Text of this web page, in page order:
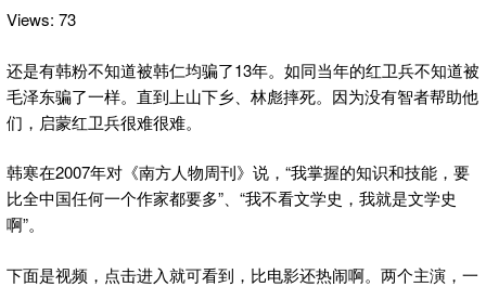
Views: 73
还是有韩粉不知道被韩仁均骗了13年。如同当年的红卫兵不知道被
毛泽东骗了一样。直到上山下乡、林彪摔死。因为没有智者帮助他
们，启蒙红卫兵很难很难。
韩寒在2007年对《南方人物周刊》说，“我掌握的知识和技能，要
比全中国任何一个作家都要多”、“我不看文学史，我就是文学史
啊”。
下面是视频，点击进入就可看到，比电影还热闹啊。两个主演，一